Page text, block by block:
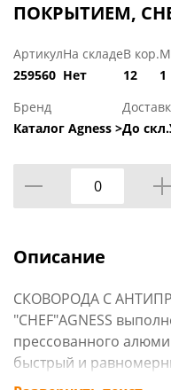
ПОКРЫТИЕМ,
Артикул
259560
На складе
Нет
В кор.
12
1
Бренд
Каталог Agness >До
Описание
СКОВОРОДА C
"CHEF"AGNESS
прессованного
быстрый и
трехслойная